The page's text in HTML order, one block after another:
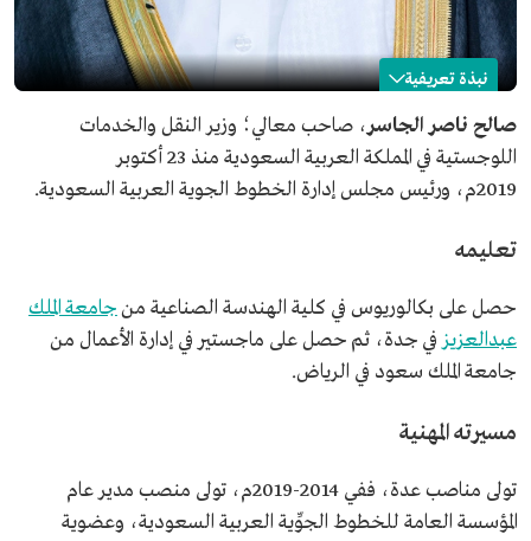
نبذة تعريفية
صالح الجاسر
الاسم
صالح بن ناصر الجاسر.
المنصب الحالي
وزير النقل والخدمات اللوجستية.
المؤهلات العلمية
المدير العام للمؤسسة العامة للخطوط الجوية العربية
السعودية.
الرئيس التنفيذي للشركة الوطنية السعودية للنقل البحري.
صالح ناصر الجاسر، صاحب معالي؛ وزير النقل والخدمات
اللوجستية في المملكة العربية السعودية منذ 23 أكتوبر
2019م، ورئيس مجلس إدارة الخطوط الجوية العربية السعودية.
تعليمه
حصل على بكالوريوس في كلية الهندسة الصناعية منجامعة الملك
عبدالعزيز في جدة، ثم حصل على ماجستير في إدارة الأعمال من
جامعة الملك سعود في الرياض.
مسيرته المهنية
تولى مناصب عدة، ففي 2014-2019م، تولى منصب مدير عام
المؤسسة العامة للخطوط الجوِّية العربية السعودية، وعضوية